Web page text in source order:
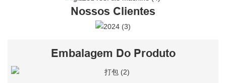
Nossos Clientes
Embalagem Do Produto